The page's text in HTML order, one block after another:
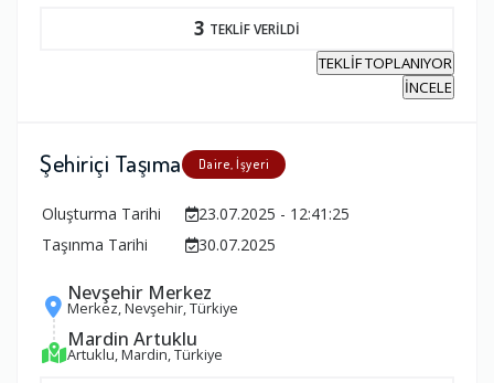
3 TEKLİF VERİLDİ
TEKLİF TOPLANIYOR
İNCELE
Şehiriçi Taşıma Daire, İşyeri
Oluşturma Tarihi
23.07.2025 - 12:41:25
Taşınma Tarihi
30.07.2025
Nevşehir Merkez
Merkez, Nevşehir, Türkiye
Mardin Artuklu
Artuklu, Mardin, Türkiye